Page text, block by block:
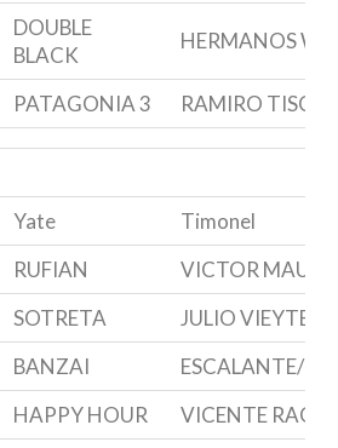
DOUBLE
BLACK
HERMANOS
PATAGONIA 3 RAMIRO
Yate
Timonel
RUFIAN
VICTOR
SOTRETA
JULIO VIEYTES
BANZAI
ESCALANTE/
HAPPY HOUR
VICENTE